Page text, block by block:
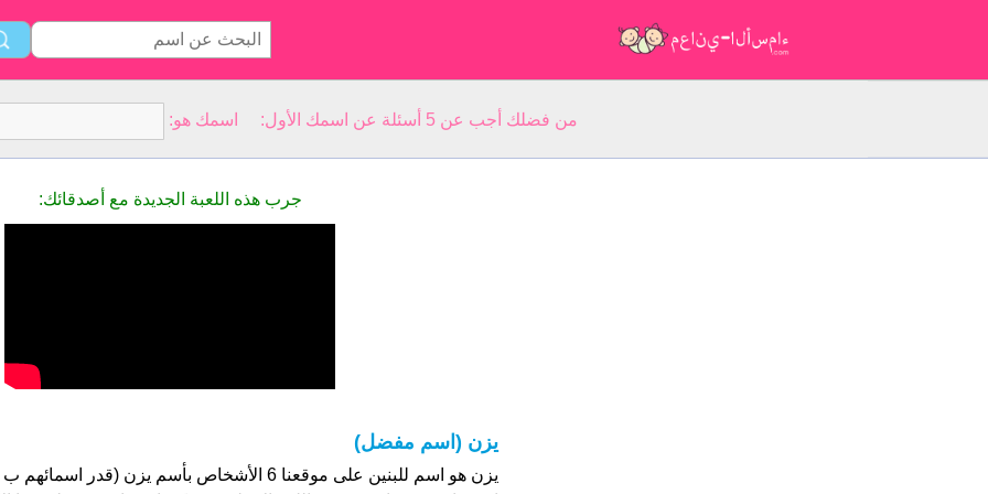
من فضلك أجب عن 5 أسئلة عن اسمك الأول: اسمك هو:
جرب هذه اللعبة الجديدة مع أصدقائك:
يزن (اسم مفضل)